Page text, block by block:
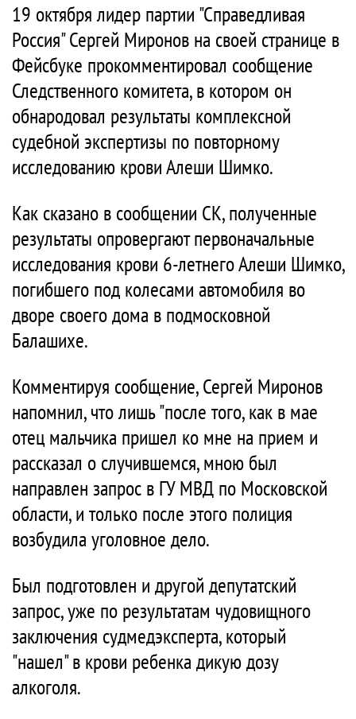
19 октября лидер партии "Справедливая
Россия" Сергей Миронов на своей странице в
Фейсбуке прокомментировал сообщение
Следственного комитета, в котором он
обнародовал результаты комплексной
судебной экспертизы по повторному
исследованию крови Алеши Шимко.
Как сказано в сообщении СК, полученные
результаты опровергают первоначальные
исследования крови 6-летнего Алеши Шимко,
погибшего под колесами автомобиля во
дворе своего дома в подмосковной
Балашихе.
Комментируя сообщение, Сергей Миронов
напомнил, что лишь "после того, как в мае
отец мальчика пришел ко мне на прием и
рассказал о случившемся, мною был
направлен запрос в ГУ МВД по Московской
области, и только после этого полиция
возбудила уголовное дело.
Был подготовлен и другой депутатский
запрос, уже по результатам чудовищного
заключения судмедэксперта, который
"нашел" в крови ребенка дикую дозу
алкоголя.